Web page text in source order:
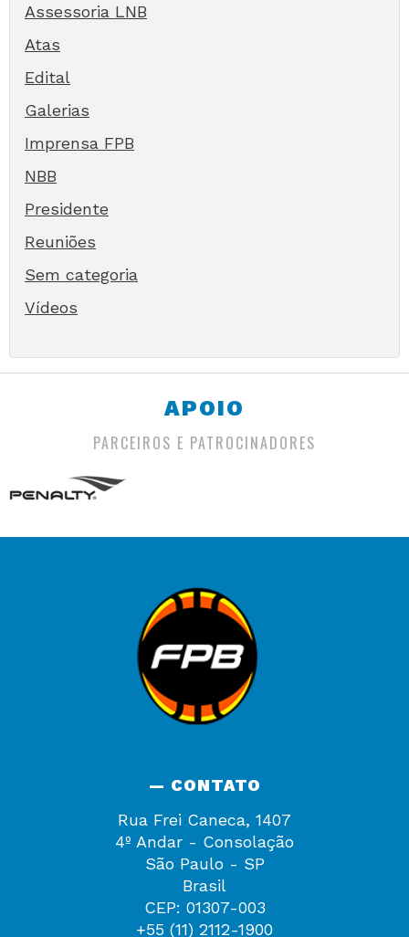
Assessoria LNB
Atas
Edital
Galerias
Imprensa FPB
NBB
Presidente
Reuniões
Sem categoria
Vídeos
APOIO
PARCEIROS E PATROCINADORES
— CONTATO
Rua Frei Caneca, 1407
4º Andar - Consolação
São Paulo - SP
Brasil
CEP: 01307-003
+55 (11) 2112-1900